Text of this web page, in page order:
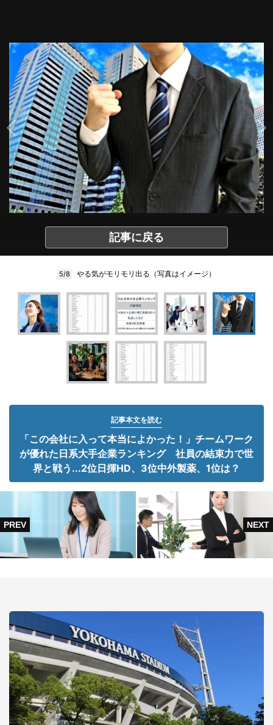
記事に戻る
5/8 やる気がモリモリ出る（写真はイメージ）
記事本文を読む
「この会社に入って本当によかった！」チームワーク
が優れた日系大手企業ランキング 社員の結束力で世
界と戦う...2位日揮HD、3位中外製薬、1位は？